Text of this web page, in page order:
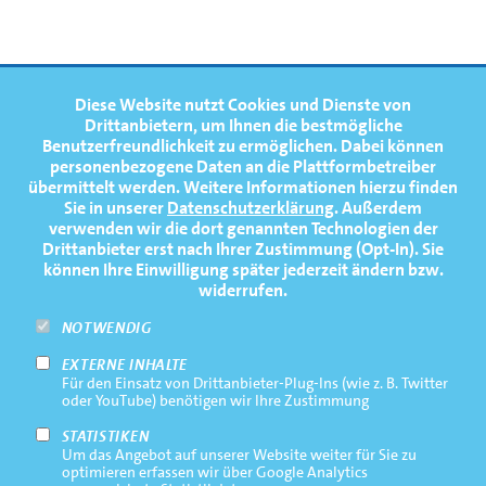
Diese Website nutzt Cookies und Dienste von
Drittanbietern, um Ihnen die bestmögliche
Benutzerfreundlichkeit zu ermöglichen.Dabei können
personenbezogene Daten an die Plattformbetreiber
übermittelt werden. Weitere Informationen hierzu finden
Sie in unsererDatenschutzerklärung. Außerdem
verwenden wir die dort genannten Technologien der
Drittanbieter erst nach Ihrer Zustimmung (Opt-In). Sie
können Ihre Einwilligung später jederzeit ändern bzw.
widerrufen.
NOTWENDIG
EXTERNE INHALTE
Für den Einsatz von Drittanbieter-Plug-Ins (wie z. B. Twitter
oder YouTube) benötigen wir Ihre Zustimmung
STATISTIKEN
Um das Angebot auf unserer Website weiter für Sie zu
optimieren erfassen wir über Google Analytics
Fabio Kress Joachim Agne
Johannes Ursprung Andreas Kaidel
Jonas Ningelgen Edvin Novák
3 4
FOOTERNAVIGATION
NEWS
TERMINE
MEDIATHEK
PRESSE
FAQ
NEWSLETTER
Footernavigation
Bottom
Impressum
Datenschutz